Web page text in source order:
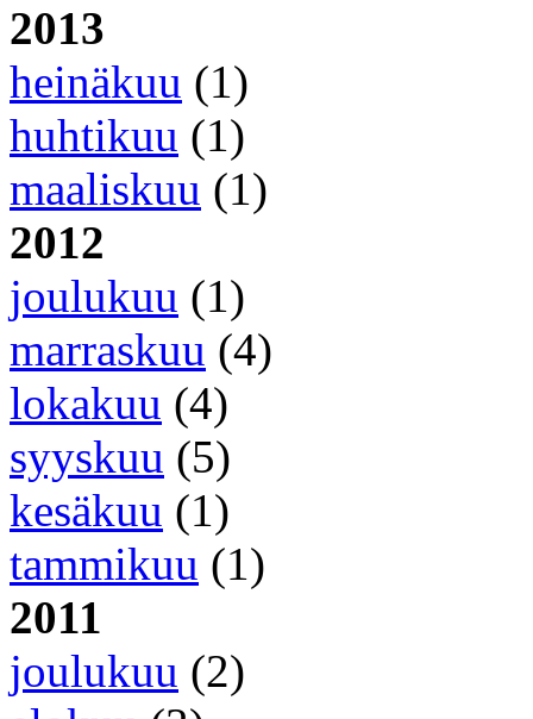
2013
heinäkuu (1)
huhtikuu (1)
maaliskuu (1)
2012
joulukuu (1)
marraskuu (4)
lokakuu (4)
syyskuu (5)
kesäkuu (1)
tammikuu (1)
2011
joulukuu (2)